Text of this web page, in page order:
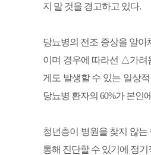
지 말 것을 경고하고 있다.
당뇨병의 전조 증상을 알
이며 경우에 따라선 △가
게도 발생할 수 있는 일상
당뇨병 환자의 60%가 본인
청년층이 병원을 찾지 않
통해 진단할 수 있기에 정